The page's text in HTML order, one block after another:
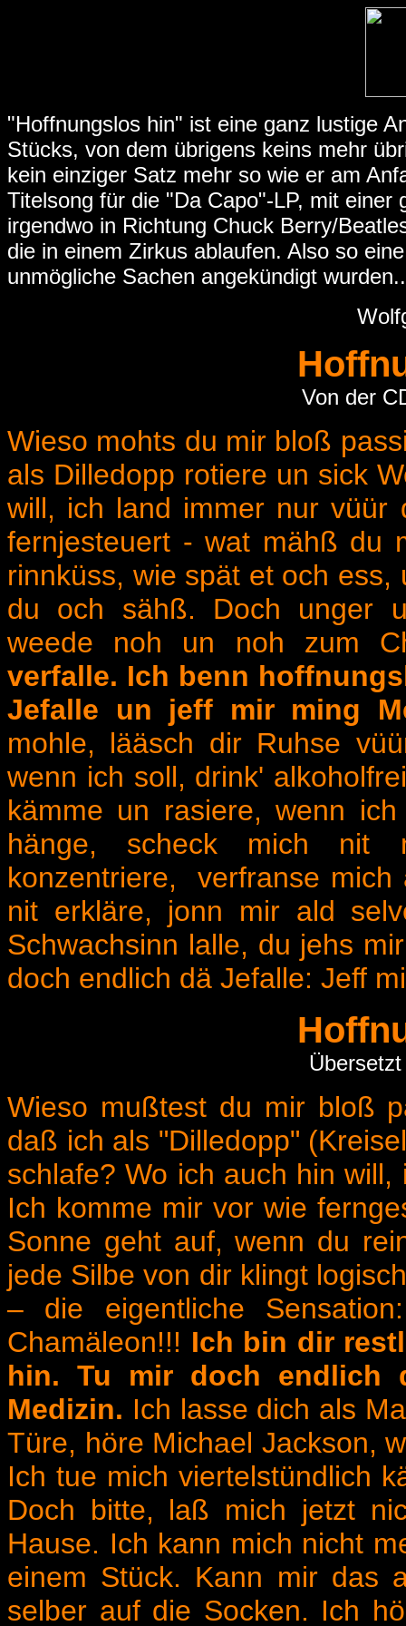
"Hoffnungslos hin" ist eine ganz lustige
Stücks, von dem übrigens keins mehr
kein einziger Satz mehr so wie er am
Titelsong für die "Da Capo"-LP, mit
irgendwo in Richtung Chuck Berry/
die in einem Zirkus ablaufen. Also so
unmögliche Sachen angekündigt
Von der
Wieso mohts du mir bloß
als Dilledopp rotiere un sick
will, ich land immer nur vüür
fernjesteuert - wat mähß du
rinnküss, wie spät et och
du och sähß. Doch unger
weede noh un noh zum
verfalle. Ich benn
Jefalle un jeff mir ming
mohle, lääsch dir Ruhse
wenn ich soll, drink'
kämme un rasiere, wenn
hänge, scheck mich nit
konzentriere, verfranse
nit erkläre, jonn mir ald
Schwachsinn lalle, du jehs
doch endlich dä Jefalle: Jeff
Wieso mußtest du mir bloß
daß ich als "Dilledopp"
schlafe? Wo ich auch hin
Ich komme mir vor wie
Sonne geht auf, wenn du
jede Silbe von dir klingt
– die eigentliche
Chamäleon!!! Ich bin dir
hin. Tu mir doch endlich
Medizin. Ich lasse dich als
Türe, höre Michael Jackson,
Ich tue mich viertelstündlich
Doch bitte, laß mich jetzt
Hause. Ich kann mich nicht
einem Stück. Kann mir das
selber auf die Socken. Ich